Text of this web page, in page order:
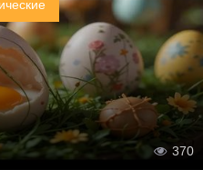
370